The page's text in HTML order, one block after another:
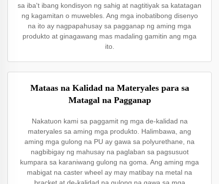
sa iba't ibang kondisyon ng sahig at nagtitiyak sa katatagan
ng kagamitan o muwebles. Ang mga inobatibong disenyo
na ito ay nagpapahusay sa pagganap ng aming mga
produkto at ginagawang mas madaling gamitin ang mga
ito.
Mataas na Kalidad na Materyales para sa
Matagal na Pagganap
Nakatuon kami sa paggamit ng mga de-kalidad na
materyales sa aming mga produkto. Halimbawa, ang
aming mga gulong na PU ay gawa sa polyurethane, na
nagbibigay ng mahusay na paglaban sa pagsusuot
kumpara sa karaniwang gulong na goma. Ang aming mga
mabigat na caster wheel ay may matibay na metal na